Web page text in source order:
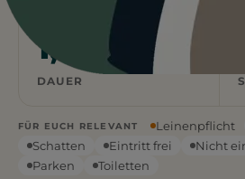
1,5
DAUER
FÜR EUCH RELEVANT Leinenpflicht
Schatten
Eintritt frei Nicht
Parken
Toiletten